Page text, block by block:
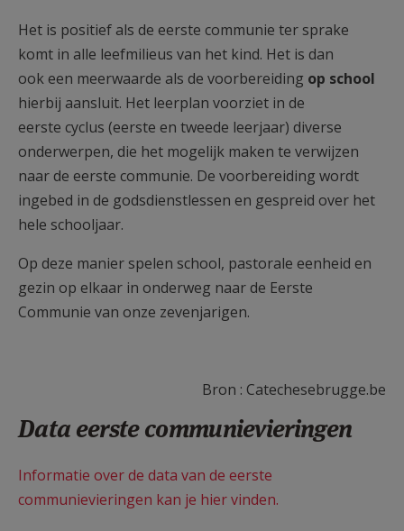
Het is positief als de eerste communie ter sprake
komt in alle leefmilieus van het kind. Het is dan
ook een meerwaarde als de voorbereiding op school
hierbij aansluit. Het leerplan voorziet in de
eerste cyclus (eerste en tweede leerjaar) diverse
onderwerpen, die het mogelijk maken te verwijzen
naar de eerste communie. De voorbereiding wordt
ingebed in de godsdienstlessen en gespreid over het
hele schooljaar.
Op deze manier spelen school, pastorale eenheid en
gezin op elkaar in onderweg naar de Eerste
Communie van onze zevenjarigen.
Bron : Catechesebrugge.be
Data eerste communievieringen
Informatie over de data van de eerste
communievieringen kan je hier vinden.